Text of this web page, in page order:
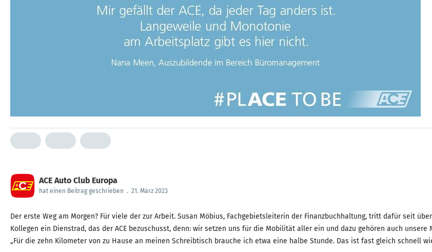
ACE Auto Club Europa
hat einen Beitrag geschrieben . 21. März 2023
Der erste Weg am Morgen? Für viele der zur Arbeit. Susan Möbius, Fachgebietsleiterin der Finanzbuchhaltung, tritt dafür seit
Kollegen ein Dienstrad, das der ACE bezuschusst, denn: wir setzen uns für die Mobilität aller ein und dazu gehören auch
„Für die zehn Kilometer von zu Hause an meinen Schreibtisch brauche ich etwa eine halbe Stunde. Das ist fast gleich schnell